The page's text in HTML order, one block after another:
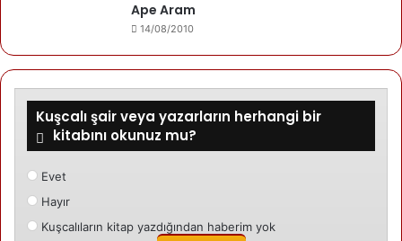
Ape Aram
14/08/2010
Kuşcalı şair veya yazarların herhangi bir
kitabını okunuz mu?
Evet
Hayır
Kuşcalıların kitap yazdığından haberim yok